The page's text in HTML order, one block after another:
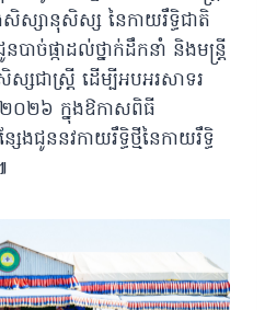
ស្សានុសិស្ស នៃកាយរឹទ្ធិជាតិ
ាច់ផ្កាដល់ថ្នាក់ដឹកនាំ និងមន្រ្តី
សជាស្រ្តី ដើម្បីអបអរសាទរ
ាំ២០២៦ ក្នុងឱកាសពិធី
ងជូននវកាយរឹទ្ធិថ្មីនៃកាយរឹទ្ធិ